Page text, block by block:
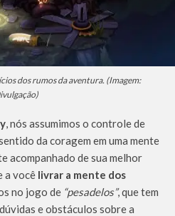
dos rumos da aventura. (Imagem:
, nós assumimos o controle de
da coragem em uma mente
acompanhado de sua melhor
a você livrar a mente dos
no jogo de “pesadelos”, que tem
e obstáculos sobre a